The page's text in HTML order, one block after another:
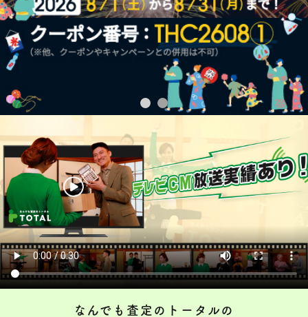
なんでも査定のトータルの